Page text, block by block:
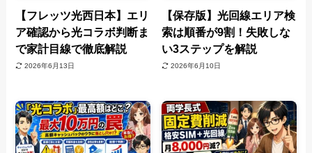
【フレッツ光西日本】エリ
ア確認から光コラボ判断ま
で家計目線で徹底解説
2026年6月13日
【保存版】光回線エリア検
索は順番が9割！失敗しな
い3ステップを解説
2026年6月10日